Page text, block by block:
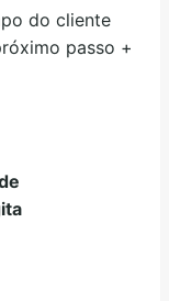
do cliente
passo +